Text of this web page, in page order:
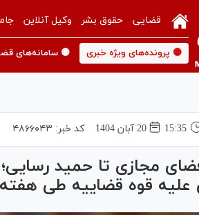
قضایی حقوق بشر وکیل آنلاین
🟡 پرونده‌های ویژه خبری 🟡 سامانه‌های
15:35 20 آبان 1404 کد خبر: ۴۸۶۶۰۴۳
مجازی تا حمید رسایی؛
قوه قضاییه طی